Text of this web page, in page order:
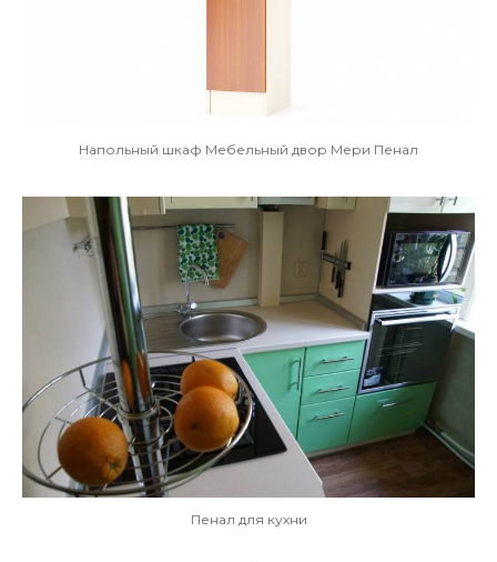
Напольный шкаф Мебельный двор Мери Пенал
Пенал для кухни